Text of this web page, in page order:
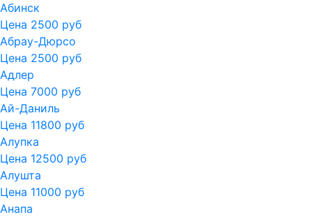
Абинск
Цена 2500 руб
Абрау-Дюрсо
Цена 2500 руб
Адлер
Цена 7000 руб
Ай-Даниль
Цена 11800 руб
Алупка
Цена 12500 руб
Алушта
Цена 11000 руб
Анапа